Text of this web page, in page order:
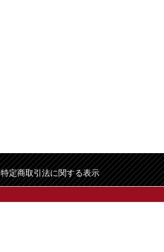
特定商取引法に関する表示